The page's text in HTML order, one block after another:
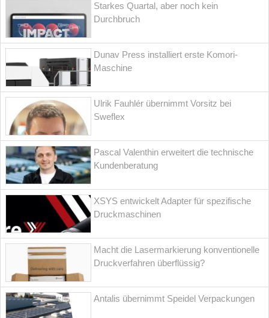
Starkes Quartal, aber noch kein
Durchbruch
Dunav Press installiert erste Komori-
Maschine
Ulrik Fauhlér übernimmt Vorsitz bei
Sweflex
Pascal Valenthin erweitert die technische
Kundenberatung
XSYS entwickelt Adapter für spezifische
Druckmaschinen
Macht die Lasermarkierung konventionelle
Druckverfahren überflüssig?
Antalis übernimmt Speidel Verpackungen